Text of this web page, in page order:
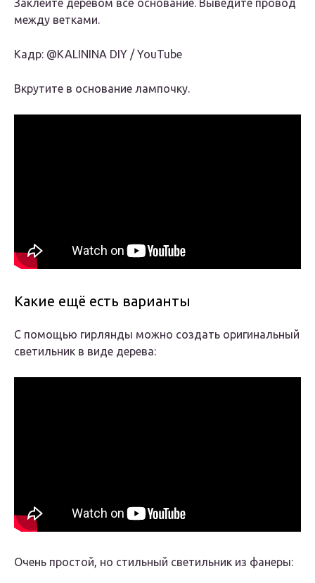
Заклейте деревом всё основание. Выведите провод
между ветками.
Кадр: @KALININA DIY / YouTube
Вкрутите в основание лампочку.
Какие ещё есть варианты
С помощью гирлянды можно создать оригинальный
светильник в виде дерева:
Очень простой, но стильный светильник из фанеры: